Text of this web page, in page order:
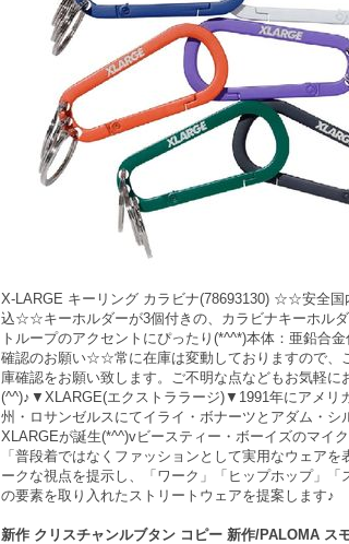
X-LARGE キーリング カラビナ(78693130) ☆☆安全国
込☆☆キーホルダーが3個付きの、カラビナキーホル
トループのアクセントにぴったり(*^^*)本体：亜鉛合
確認のお願い☆☆常に在庫は変動しておりますので、
庫確認をお願い致します。ご不明な点などもお気軽に
(^^)♪▼XLARGE(エクストララージ)▼1991年にアメリ
州・ロサンゼルスにてイライ・ボナーツとアダム・シ
XLARGEが誕生(*^^)vビースティー・ボーイズのマイク
「普段着ではなくファッションとして実用なウェアを
ークな視点を提示し、「ワーク」「ヒップホップ」「
の要素を取り入れたストリートウェアを提案します♪
新作 クリスチャンルブタン コピー 新作/PALOMA ス